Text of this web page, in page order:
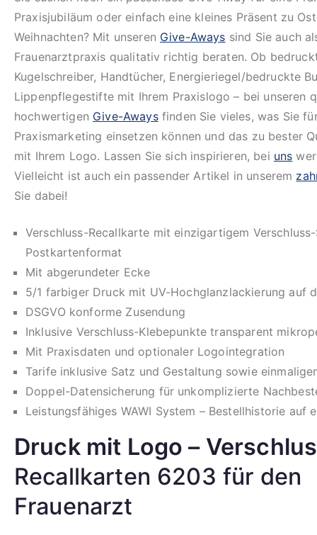
Praxisjubiläum oder einfach eine kleines Präsent zu
Weihnachten? Mit unseren Give-Aways sind Sie auch
Frauenarztpraxis qualitativ richtig beraten. Ob
Kugelschreiber, Handtücher, Energieriegel/bedruckte
Lippenpflegestifte mit Ihrem Praxislogo – bei unseren
hochwertigen Give-Awaysfinden Sie vieles, was Sie
Praxismarketing einsetzen können und das zu bester
mit Ihrem Logo. Lassen Sie sich inspirieren, bei uns
Vielleicht ist auch ein passender Artikel in unserem
Sie dabei!
Verschluss-Recallkarte mit einzigartigem
Postkartenformat
Mit abgerundeter Ecke
5/1 farbiger Druck mit UV-Hochglanzlackierung auf
DSGVO konforme Zusendung
Inklusive Verschluss-Klebepunkte transparent
Mit Praxisdaten und optionaler Logointegration
Tarife inklusive Satz und Gestaltung sowie
Doppel-Datensicherung für unkomplizierte
Leistungsfähiges WAWI System – Bestellhistorie auf
Druck mit Logo –
Recallkarten 6203 für den
Frauenarzt